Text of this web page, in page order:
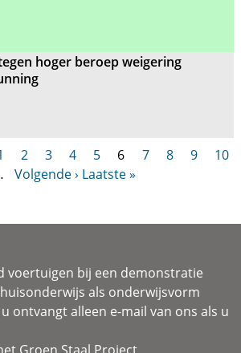
hoger beroep weigering
2 3 4 5 6 7 8 9
10
Volgende › Laatste »
voertuigen bij een demonstratie
als onderwijsvorm
ontvangt alleen e-mail van ons als u